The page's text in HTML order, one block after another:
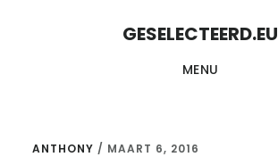
GESELECTEERD.EU
MENU
ANTHONY / MAART 6, 2016